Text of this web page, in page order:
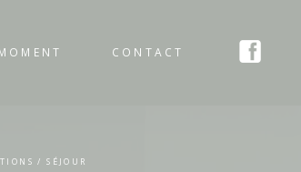
CONTACT
/ SÉJOUR